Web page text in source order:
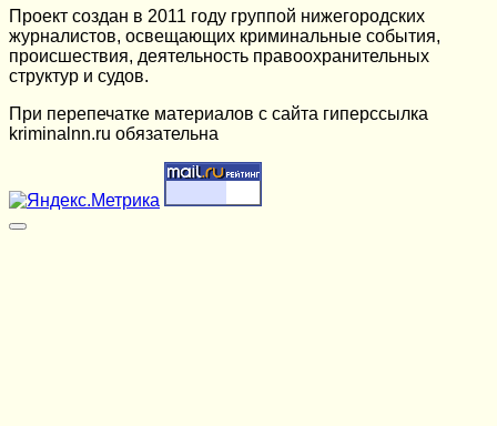
Проект создан в 2011 году группой нижегородских
журналистов, освещающих криминальные события,
происшествия, деятельность правоохранительных
структур и судов.
При перепечатке материалов c сайта гиперссылка
kriminalnn.ru обязательна